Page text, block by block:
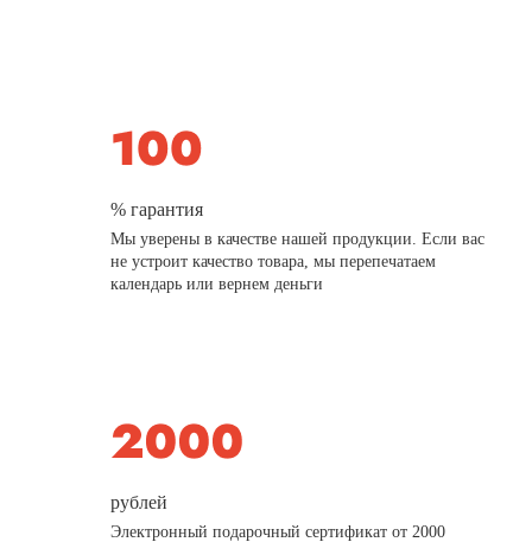
% гарантия
Мы уверены в качестве нашей продукции. Если вас
не устроит качество товара, мы перепечатаем
календарь или вернем деньги
рублей
Электронный подарочный сертификат от 2000